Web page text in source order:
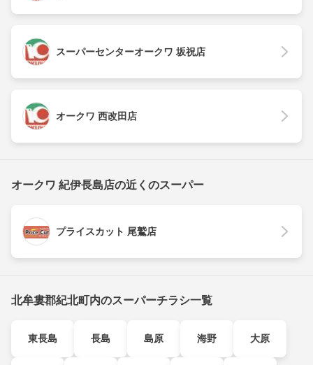
スーパーセンターオークワ 坂祝店
オークワ 西改田店
オークワ 紀伊長島店の近くのスーパー
プライスカット 尾鷲店
北牟婁郡紀北町内のスーパーチラシ一覧
東長島 長島 島原 海野 大原